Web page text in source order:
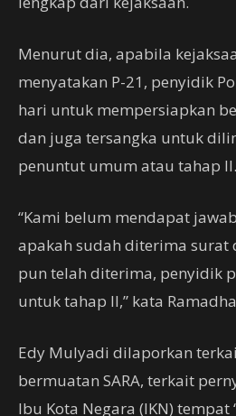
Menurut dia, apabila
menyatakan P-21, penyidik
hari untuk mempersiapkan
dan juga tersangka untuk
penuntut umum atau tahap II.
“Kami belum mendapat
apakah sudah diterima surat
pun telah diterima, penyidik
untuk tahap II,” kata
Edy Mulyadi dilaporkan
bermuatan SARA, terkait
Ibu Kota Negara (IKN) tempat